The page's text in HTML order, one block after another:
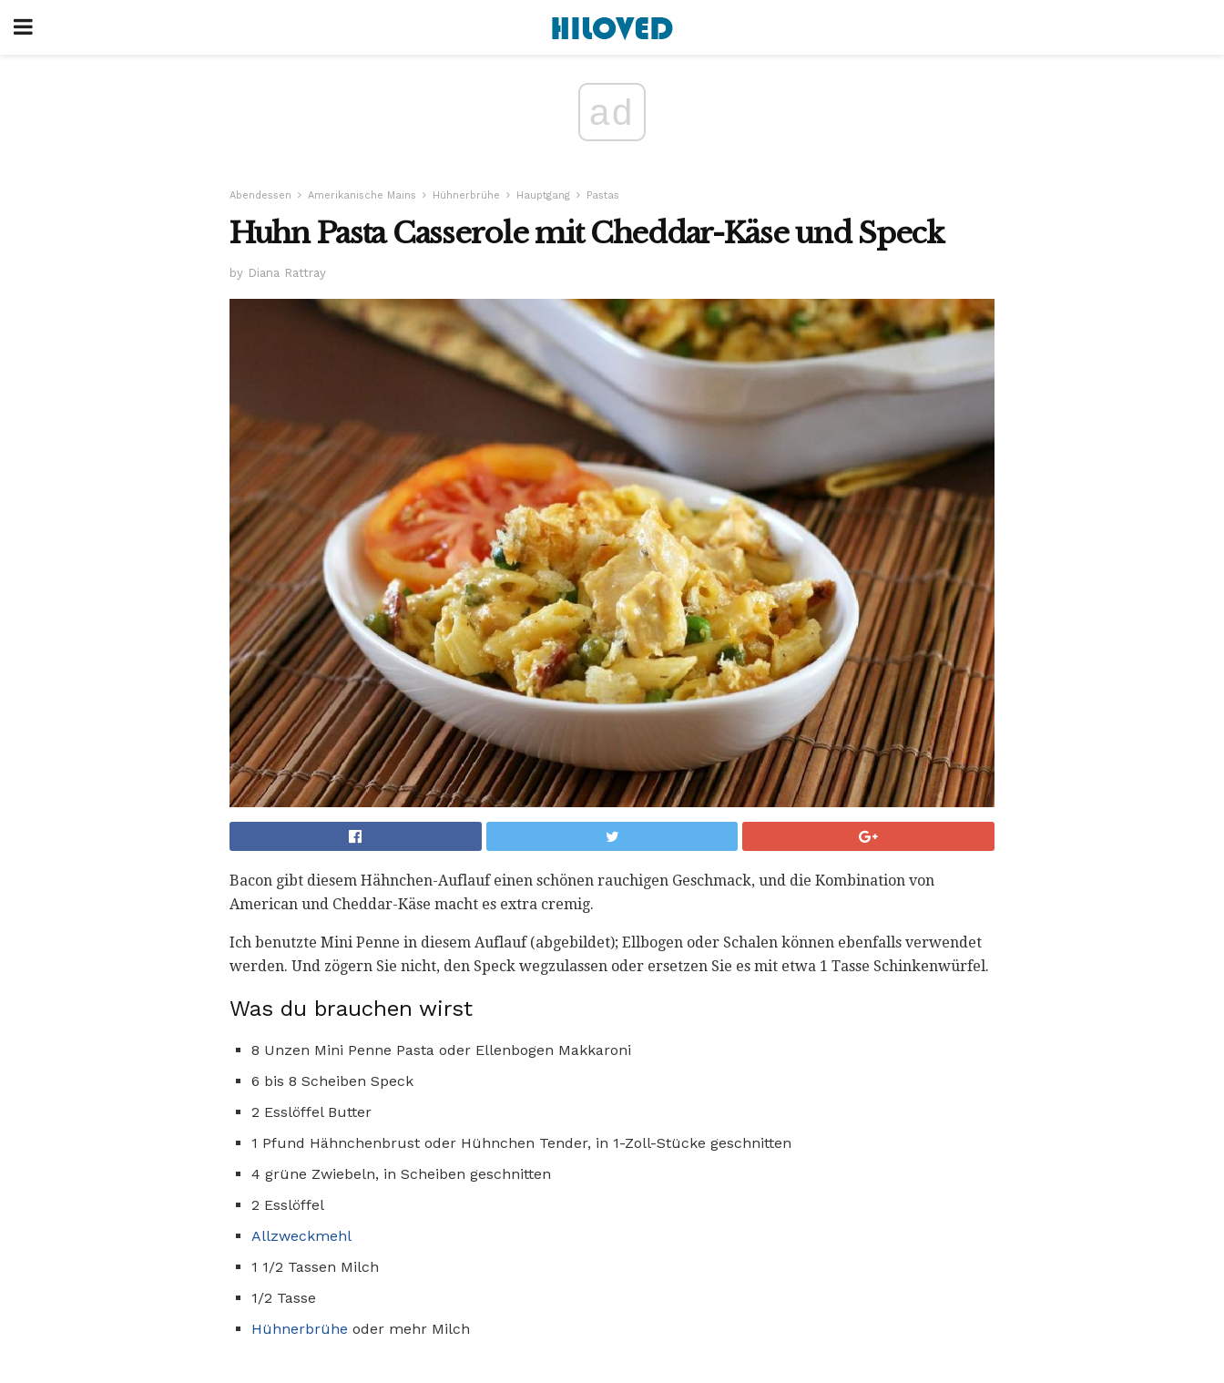
ad
Abendessen Amerikanische Mains Hühnerbrühe Hauptgang Pastas
Huhn Pasta Casserole mit Cheddar-Käse und Speck
by Diana Rattray
Bacon gibt diesem Hähnchen-Auflauf einen schönen rauchigen Geschmack, und die Kombination von
American und Cheddar-Käse macht es extra cremig.
Ich benutzte Mini Penne in diesem Auflauf (abgebildet); Ellbogen oder Schalen können ebenfalls verwendet
werden. Und zögern Sie nicht, den Speck wegzulassen oder ersetzen Sie es mit etwa 1 Tasse Schinkenwürfel.
Was du brauchen wirst
8 Unzen Mini Penne Pasta oder Ellenbogen Makkaroni
6 bis 8 Scheiben Speck
2 Esslöffel Butter
1 Pfund Hähnchenbrust oder Hühnchen Tender, in 1-Zoll-Stücke geschnitten
4 grüne Zwiebeln, in Scheiben geschnitten
2 Esslöffel
Allzweckmehl
1 1/2 Tassen Milch
1/2 Tasse
Hühnerbrühe oder mehr Milch